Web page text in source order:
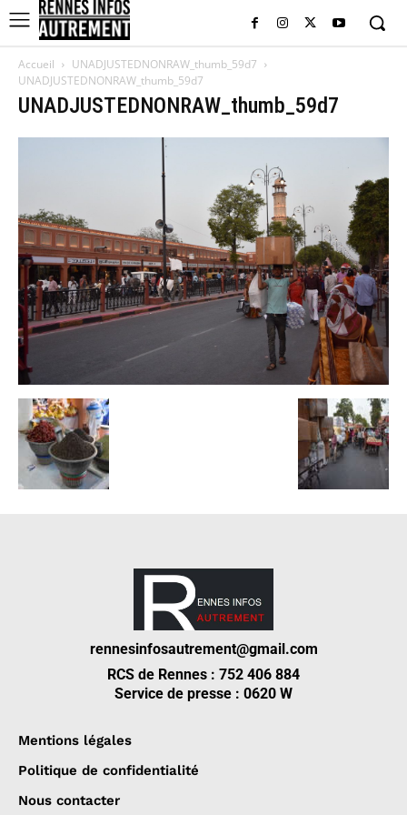
Accueil
UNADJUSTEDNONRAW_thumb_59d7
UNADJUSTEDNONRAW_thumb_59d7
UNADJUSTEDNONRAW_thumb_59d7
rennesinfosautrement@gmail.com
RCS de Rennes : 752 406 884
Service de presse : 0620 W
Mentions légales
Politique de confidentialité
Nous contacter